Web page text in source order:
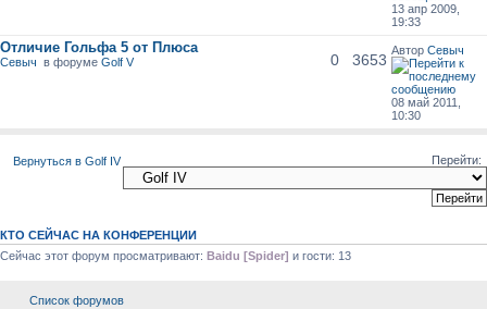
13 апр 2009,
19:33
Отличие Гольфа 5 от Плюса
Севыч в форумеGolf V 0 3653
Автор Севыч
08 май 2011,
10:30
Вернуться в Golf IV Перейти:
КТО СЕЙЧАС НА КОНФЕРЕНЦИИ
Сейчас этот форум просматривают: Baidu [Spider] и гости: 13
Список форумов